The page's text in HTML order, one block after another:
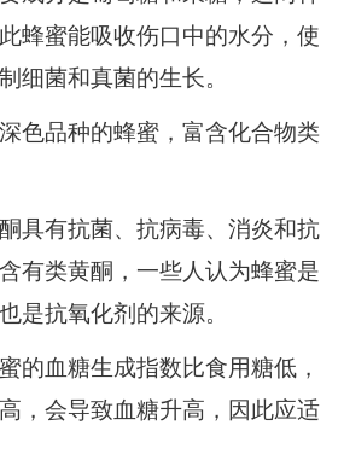
蜂蜜能吸收伤口中的水分，使
细菌和真菌的生长。
品种的蜂蜜，富含化合物类
有抗菌、抗病毒、消炎和抗
有类黄酮，一些人认为蜂蜜是
是抗氧化剂的来源。
血糖生成指数比食用糖低，
，会导致血糖升高，因此应适